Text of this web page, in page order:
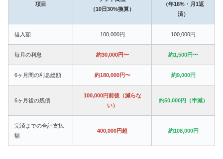
項目
（10日30%換算）
（年18%・月1返
済）
借入額 100,000円 100,000円
毎月の利息 約30,000円〜 約1,500円〜
6ヶ月間の利息総額 約180,000円〜 約9,000円
6ヶ月後の残債
100,000円前後（減らな
い）
約50,000円（半減）
完済までの合計支払
額
400,000円超 約108,000円